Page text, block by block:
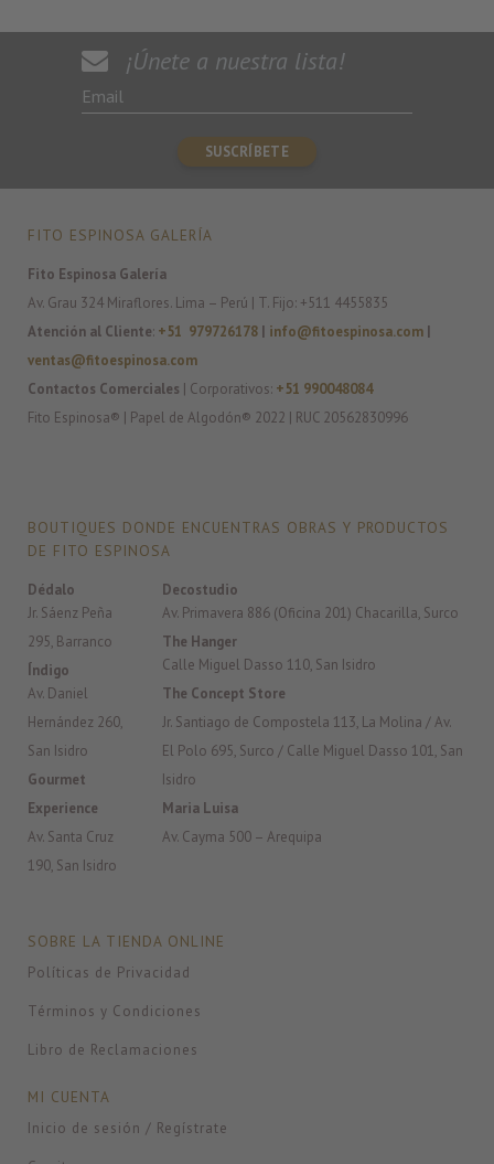
¡Únete a nuestra lista!
FITO ESPINOSA GALERÍA
Fito Espinosa Galería
Av. Grau 324 Miraflores. Lima – Perú | T. Fijo: +511 4455835
Atención al Cliente: +51 979726178 | info@fitoespinosa.com |
ventas@fitoespinosa.com
Contactos Comerciales | Corporativos: +51 990048084
Fito Espinosa® | Papel de Algodón® 2022 | RUC 20562830996
BOUTIQUES DONDE ENCUENTRAS OBRAS Y PRODUCTOS
DE FITO ESPINOSA
Dédalo
Jr. Sáenz Peña
295, Barranco
Índigo
Av. Daniel
Hernández 260,
San Isidro
Gourmet
Experience
Av. Santa Cruz
190, San Isidro
Decostudio
Av. Primavera 886 (Oficina 201) Chacarilla, Surco
The Hanger
Calle Miguel Dasso 110, San Isidro
The Concept Store
Jr. Santiago de Compostela 113, La Molina / Av.
El Polo 695, Surco / Calle Miguel Dasso 101, San
Isidro
Maria Luisa
Av. Cayma 500 – Arequipa
SOBRE LA TIENDA ONLINE
Políticas de Privacidad
Términos y Condiciones
Libro de Reclamaciones
MI CUENTA
Inicio de sesión / Regístrate